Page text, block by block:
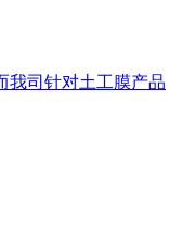
我司针对土工膜产品